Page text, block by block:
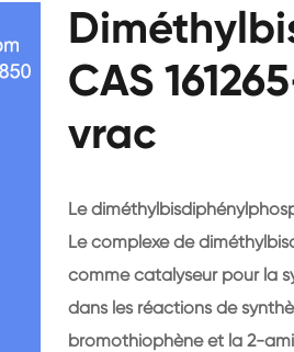
CAS
vrac
Le
Le complexe de
comme catalyseur pour la
dans les réactions de
bromothiophène et la 2-